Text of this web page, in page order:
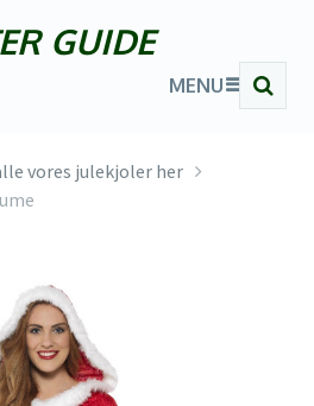
MENU
vores julekjoler her